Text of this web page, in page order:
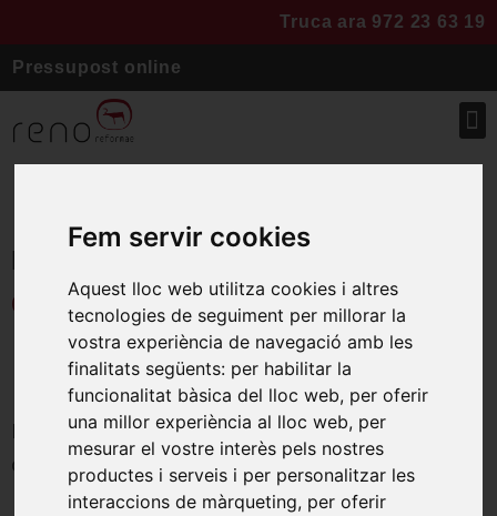
Fem servir cookies
Aquest lloc web utilitza cookies i altres
tecnologies de seguiment per millorar la
vostra experiència de navegació amb les
finalitats següents: per habilitar la
funcionalitat bàsica del lloc web, per oferir
una millor experiència al lloc web, per
mesurar el vostre interès pels nostres
productes i serveis i per personalitzar les
interaccions de màrqueting, per oferir
Truca ara 972 23 63 19
Pressupost online
Portada
Casa Carbo
Reforma integral
Paviments, mallorquines, instal·lacions-
caldera